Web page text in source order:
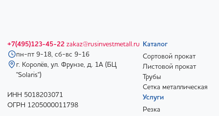
+7(495)123-45-22 zakaz@rusinvestmetall.ru
пн-пт 9-18, сб-вс 9-16
г. Королёв, ул. Фрунзе, д. 1А (БЦ
"Solaris")
ИНН 5018203071
ОГРН 1205000011798
Каталог
Сортовой прокат
Листовой прокат
Трубы
Сетка металлическая
Услуги
Резка